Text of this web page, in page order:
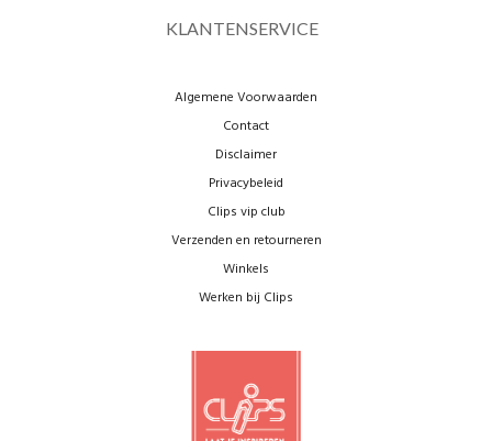
KLANTENSERVICE
Algemene Voorwaarden
Contact
Disclaimer
Privacybeleid
Clips vip club
Verzenden en retourneren
Winkels
Werken bij Clips